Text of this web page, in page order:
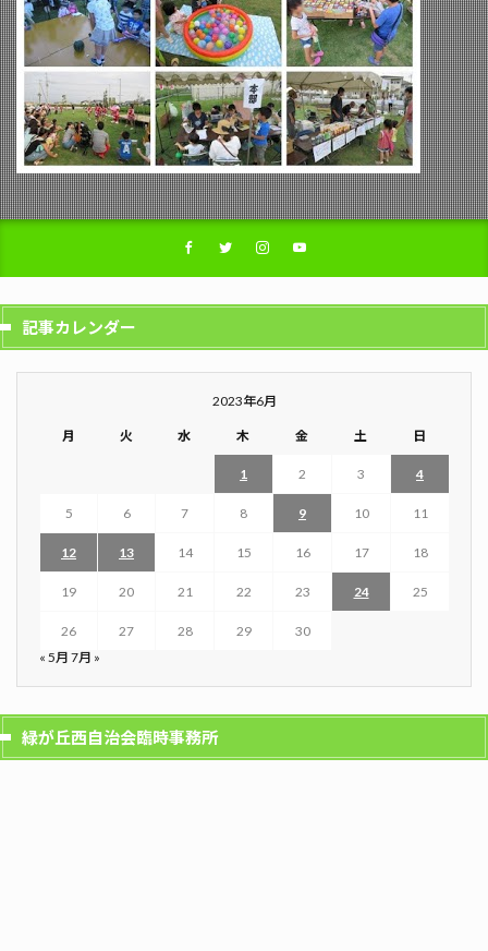
記事カレンダー
2023年6月
月 火 水 木 金 土 日
1 2 3 4
5 6 7 8 9 10 11
12 13 14 15 16 17 18
19 20 21 22 23 24 25
26 27 28 29
30
« 5月 7月 »
緑が丘西自治会臨時事務所